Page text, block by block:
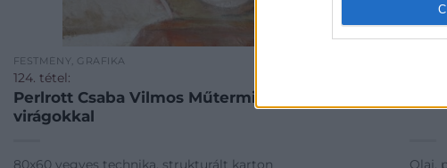
FESTMÉNY, GRAFIKA
124. tétel:
Perlrott Csaba Vilmos Műtermi csendélet
virágokkal
80x60 vegyes technika, strukturált karton
124.